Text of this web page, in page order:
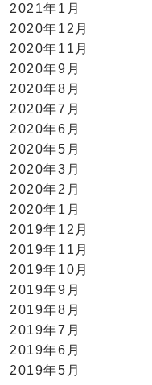
2021年1月
2020年12月
2020年11月
2020年9月
2020年8月
2020年7月
2020年6月
2020年5月
2020年3月
2020年2月
2020年1月
2019年12月
2019年11月
2019年10月
2019年9月
2019年8月
2019年7月
2019年6月
2019年5月